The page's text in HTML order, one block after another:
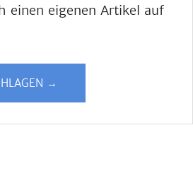
einen eigenen Artikel auf
→